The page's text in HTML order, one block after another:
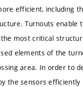
efficient, including
Turnouts enable
most critical
elements of the
area. In order to
the sensors